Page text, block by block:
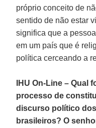
próprio conceito de
sentido de não estar
significa que a
em um país que é
política cerceando a
IHU On-Line – Qual
processo de
discurso político
brasileiros? O